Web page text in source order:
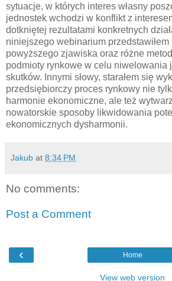
sytuacje, w których interes własny
jednostek wchodzi w konflikt z
dotkniętej rezultatami konkretnych
niniejszego webinarium przedstawiłem
powyższego zjawiska oraz różne
podmioty rynkowe w celu niwelowania
skutków. Innymi słowy, starałem się
przedsiębiorczy proces rynkowy nie
harmonie ekonomiczne, ale też
nowatorskie sposoby likwidowania
ekonomicznych dysharmonii.
Jakub at 8:34 PM
No comments:
Post a Comment
‹ Home
View web version